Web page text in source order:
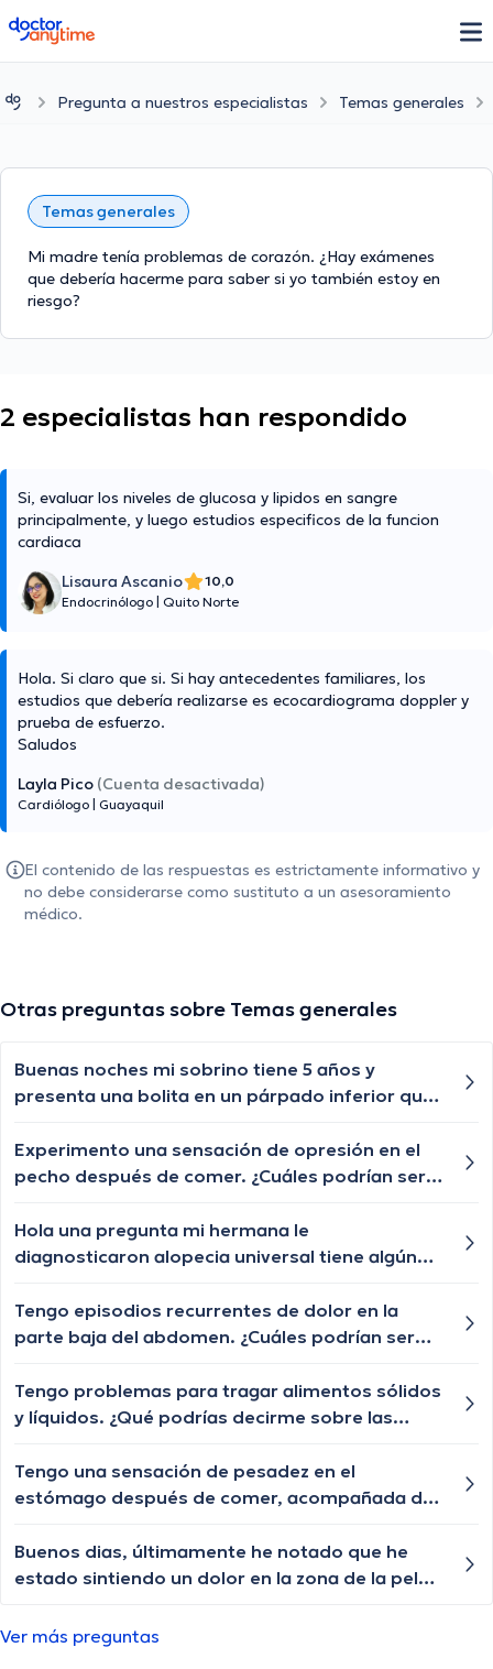
doctoranytime
Pregunta a nuestros especialistas Temas generales
Temas generales
Mi madre tenía problemas de corazón. ¿Hay exámenes
que debería hacerme para saber si yo también estoy en
riesgo?
2 especialistas han respondido
Si, evaluar los niveles de glucosa y lipidos en sangre
principalmente, y luego estudios especificos de la funcion
cardiaca
Lisaura Ascanio
10,0
Endocrinólogo Quito Norte
Hola. Si claro que si. Si hay antecedentes familiares, los
estudios que debería realizarse es ecocardiograma doppler y
prueba de esfuerzo.
Saludos
Layla Pico (Cuenta desactivada)
Cardiólogo Guayaquil
El contenido de las respuestas es estrictamente informativo y
no debe considerarse como sustituto a un asesoramiento
médico.
Otras preguntas sobre Temas generales
Buenas noches mi sobrino tiene 5 años y
presenta una bolita en un párpado inferior que
vuelve aparecer, qué especialista nos puede
ayudar?
Experimento una sensación de opresión en el
pecho después de comer. ¿Cuáles podrían ser
opresión y cuándo debería buscar atención
médica?
Hola una pregunta mi hermana le
diagnosticaron alopecia universal tiene algún
las cejas y pestañas , aunque ya le están
creciendo de a poquito pero lento y chiquititos
pestañas igual algún tratamiento q le ayude a
crecer o esa enfermedad ya no tiene
Tengo episodios recurrentes de dolor en la
parte baja del abdomen. ¿Cuáles podrían ser
cuándo debería buscar atención médica?
Tengo problemas para tragar alimentos sólidos
y líquidos. ¿Qué podrías decirme sobre las
buscar ayuda médica?
Tengo una sensación de pesadez en el
estómago después de comer, acompañada de
posibles causas de esta sensación y cuándo
debería buscar orientación médica?
Buenos dias, últimamente he notado que he
estado sintiendo un dolor en la zona de la pelvis
Ver más preguntas